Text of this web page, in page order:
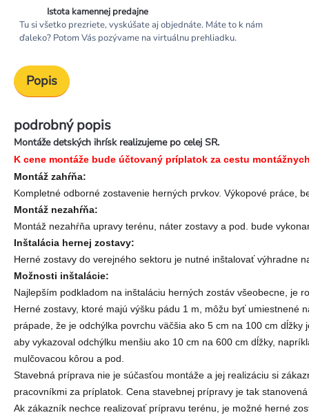
Istota kamennej predajne
Tu si všetko prezriete, vyskúšate aj objednáte. Máte to k nám
ďaleko? Potom Vás pozývame na virtuálnu prehliadku.
Popis
podrobný popis
Montáže detských ihrísk realizujeme po celej SR.
K cene montáže bude účtovaný príplatok za cestu
Montáž zahŕňa:
Kompletné odborné zostavenie herných prvkov. Výkopové práce,
Montáž nezahŕňa:
Montáž nezahŕňa upravy terénu, náter zostavy a pod. bude
Inštalácia hernej zostavy:
Herné zostavy do verejného sektoru je nutné inštalovať výhradne
Možnosti inštalácie:
Najlepším podkladom na inštaláciu herných zostáv všeobecne, je
Herné zostavy, ktoré majú výšku pádu 1 m, môžu byť
prápade, že je odchýlka povrchu väčšia ako 5 cm na 100 cm
aby vykazoval odchýlku menšiu ako 10 cm na 600 cm dĺžky,
mulčovacou kôrou a pod.
Stavebná príprava nie je súčasťou montáže a jej realizáciu si
pracovníkmi za príplatok. Cena stavebnej prípravy je tak
Ak zákazník nechce realizovať prípravu terénu, je možné herné